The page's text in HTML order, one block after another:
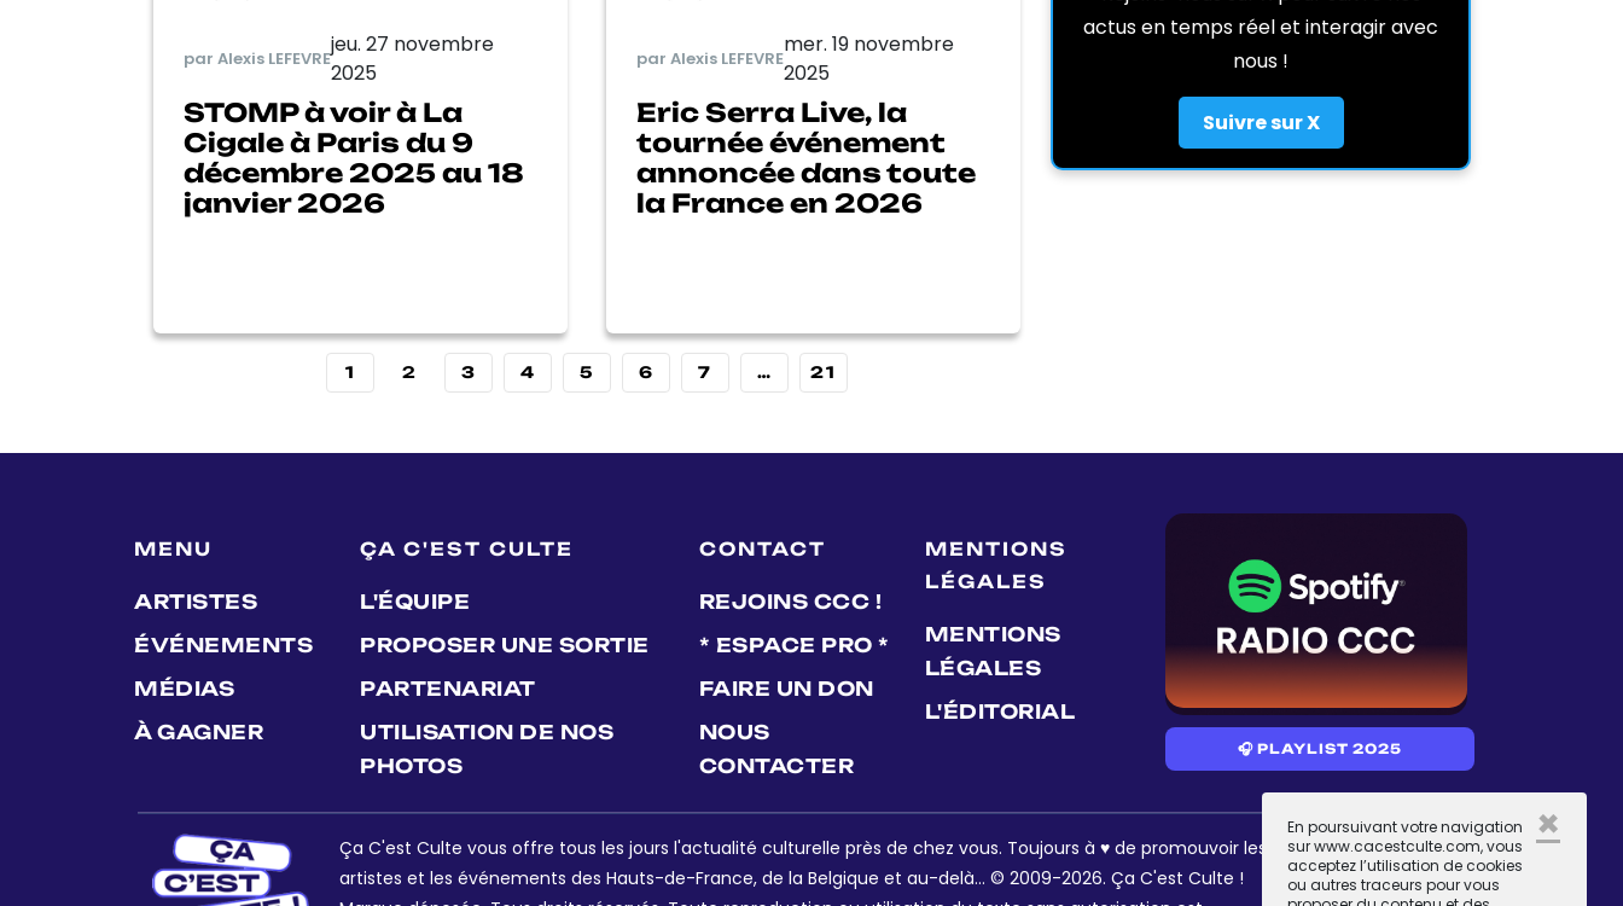
par Alexis LEFEVRE
jeu. 27 novembre
2025
STOMP à voir à La
Cigale à Paris du 9
décembre 2025 au 18
janvier 2026
par Alexis LEFEVRE
mer. 19 novembre
2025
Eric Serra Live, la
tournée événement
annoncée dans toute
la France en 2026
1 2 3 4 5 6 7 … 21
En poursuivant votre navigation
sur www.cacestculte.com, vous
acceptez l’utilisation de cookies
ou autres traceurs pour vous
×
actus en temps réel et interagir avec
nous !
Suivre sur X
MENU
ARTISTES
ÉVÉNEMENTS
MÉDIAS
À GAGNER
ÇA C'EST CULTE
L'ÉQUIPE
PROPOSER UNE SORTIE
PARTENARIAT
UTILISATION DE NOS
PHOTOS
CONTACT
REJOINS CCC !
* ESPACE PRO *
FAIRE UN DON
NOUS
CONTACTER
MENTIONS
LÉGALES
MENTIONS
LÉGALES
L'ÉDITORIAL
🎧 PLAYLIST 2025
Ça C'est Culte vous offre tous les jours l'actualité culturelle près de chez vous. Toujours à ♥ de promouvoir les
artistes et les événements des Hauts-de-France, de la Belgique et au-delà... © 2009-2026. Ça C'est Culte !
RÉSEAUX